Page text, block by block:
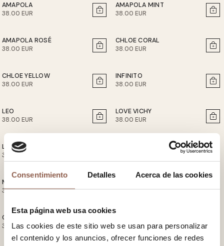
Consentimiento Detalles Acerca de las cookies
Esta página web usa cookies
Las cookies de este sitio web se usan para personalizar
el contenido y los anuncios, ofrecer funciones de redes
AMAPOLA
38.00 EUR
AMAPOLA MINT
38.00 EUR
AMAPOLA ROSÉ
38.00 EUR
CHLOE CORAL
38.00 EUR
CHLOE YELLOW
38.00 EUR
INFINITO
38.00 EUR
LEO
38.00 EUR
LOVE VICHY
38.00 EUR
LUCÍA
38.00 EUR
MORGAN
38.00 EUR
38.00 EUR
OLEO
38.00 EUR
38.00 EUR